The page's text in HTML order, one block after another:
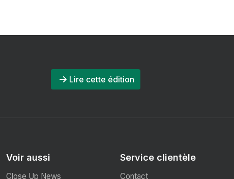
Lire cette édition
Voir aussi
Close Up News
Service clientèle
Contact